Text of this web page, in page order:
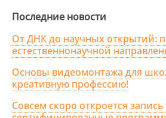
Последние новости
От ДНК до научных открытий:
естественнонаучной
Основы видеомонтажа для
креативную профессию!
Совсем скоро откроется запись